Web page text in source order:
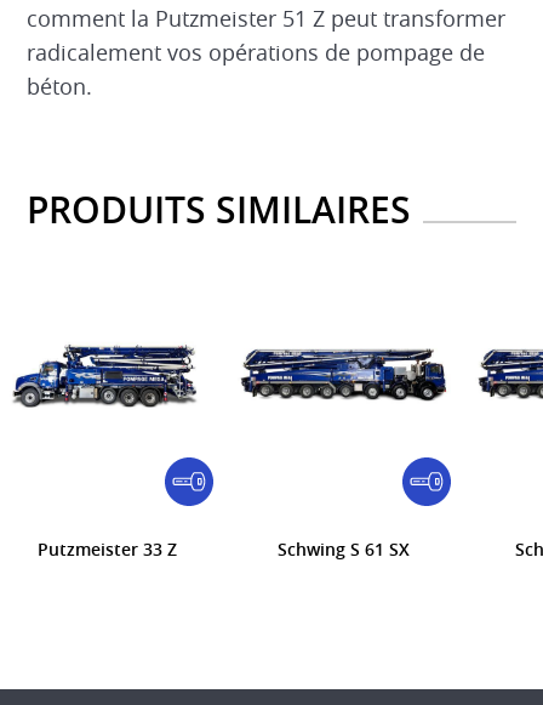
comment la Putzmeister 51 Z peut transformer
radicalement vos opérations de pompage de
béton.
PRODUITS SIMILAIRES
Putzmeister 33 Z Schwing S 61 SX